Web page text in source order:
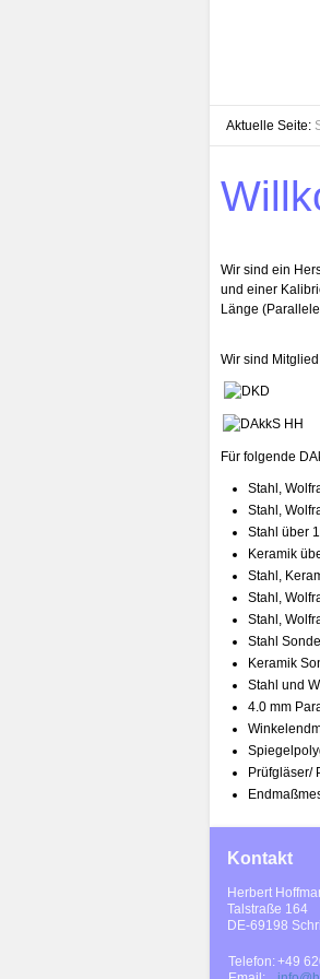
Aktuelle Seite:
Wir sind ein
und einer
Länge
Wir sind
Für folgende
Stahl,
Stahl,
Stahl über
Keramik
Stahl,
Stahl,
Stahl,
Stahl
Keramik
Stahl und
4.0 mm
Prüfgläser/
Kontakt
Herbert
Talstraße 164
DE-69198
Telefon: +49